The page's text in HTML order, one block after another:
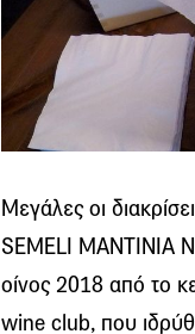
Μεγάλες οι
SEMELI MANTINIA
οίνος 2018 από το
wine club, που